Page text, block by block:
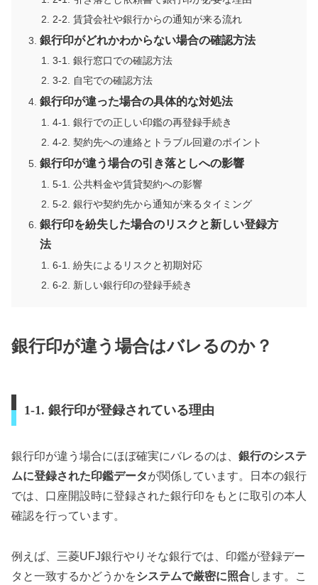
2-2. 賃貸会社や銀行からの通知が来る流れ
銀行印がどれかわからない場合の確認方法
3-1. 銀行窓口での確認方法
3-2. 自宅での確認方法
銀行印が違った場合の具体的な対処法
4-1. 銀行での正しい印鑑の再登録手続き
4-2. 契約先への連絡とトラブル回避のポイント
銀行印が違う場合の引き落としへの影響
5-1. 公共料金や賃貸契約への影響
5-2. 銀行や契約先から通知が来るタイミング
銀行印を紛失した場合のリスクと新しい登録方
法
6-1. 紛失によるリスクと初期対応
6-2. 新しい銀行印の登録手続き
銀行印が違う場合はバレるのか？
1-1. 銀行印が登録されている理由
銀行印が違う場合にほぼ確実にバレるのは、 銀行のシステ
ムに登録された印鑑データが関係しています。日本の銀行
では、口座開設時に登録された銀行印をもとに取引の本人
確認を行っています。
例えば、三菱UFJ銀行やりそな銀行では、印鑑が登録デー
タと一致するかどうかをシステムで厳密に照合します。こ